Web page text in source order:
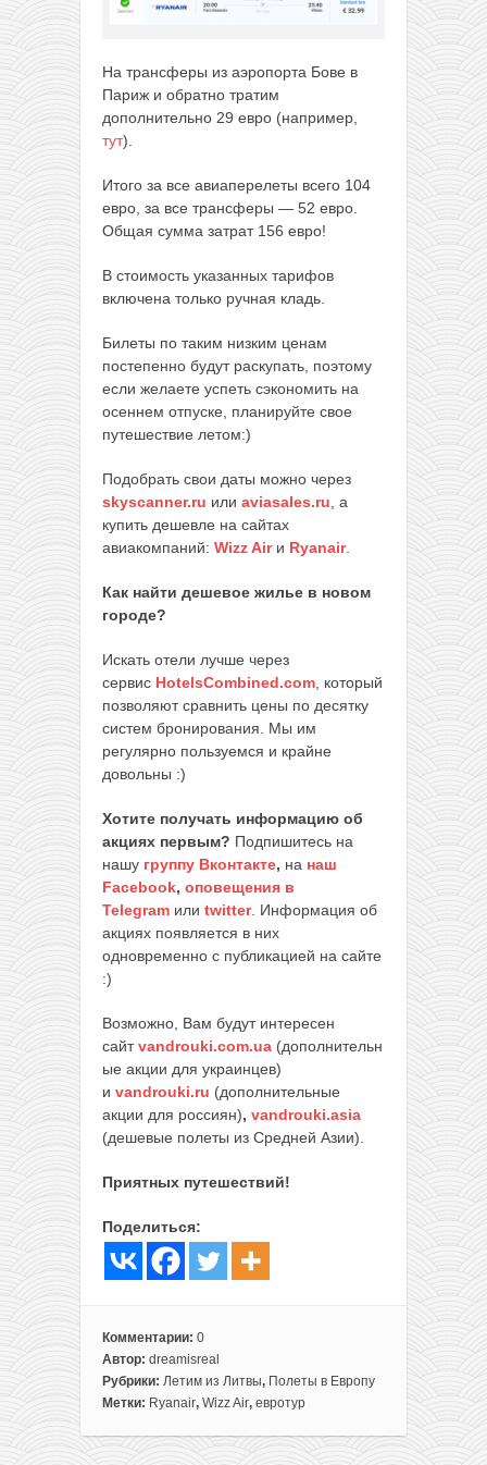
На трансферы из аэропорта Бове в
Париж и обратно тратим
дополнительно 29 евро (например,
тут).
Итого за все авиаперелеты всего 104
евро, за все трансферы — 52 евро.
Общая сумма затрат 156 евро!
В стоимость указанных тарифов
включена только ручная кладь.
Билеты по таким низким ценам
постепенно будут раскупать, поэтому
если желаете успеть сэкономить на
осеннем отпуске, планируйте свое
путешествие летом:)
Подобрать свои даты можно через
skyscanner.ru или aviasales.ru , а
купить дешевле на сайтах
авиакомпаний: Wizz Air и Ryanair.
Как найти дешевое жилье в новом
городе?
Искать отели лучше через
сервис HotelsCombined.com , который
позволяют сравнить цены по десятку
систем бронирования. Мы им
регулярно пользуемся и крайне
довольны :)
Хотите получать информацию об
акциях первым? Подпишитесь на
нашу группу Вконтакте, на наш
Facebook, оповещения в
Telegram или twitter. Информация об
акциях появляется в них
одновременно с публикацией на сайте
:)
Возможно, Вам будут интересен
сайтvandrouki.com.ua (дополнительн
ые акции для украинцев)
и vandrouki.ru (дополнительные
акции для россиян), vandrouki.asia
(дешевые полеты из Средней Азии).
Приятных путешествий!
Поделиться:
Комментарии: 0
Автор: dreamisreal
Рубрики: Летим из Литвы, Полеты в Европу
Метки: Ryanair, Wizz Air, евротур